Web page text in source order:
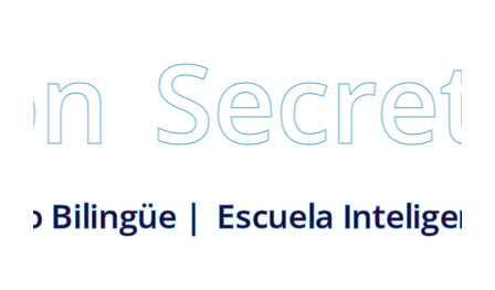
Escuela
Bilingüe |